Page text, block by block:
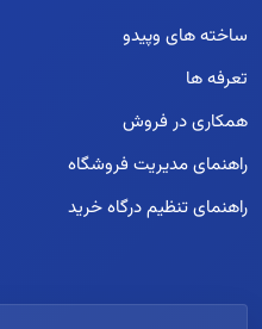
ساخته های وپیدو
تعرفه ها
همکاری در فروش
راهنمای مدیریت فروشگاه
راهنمای تنظیم درگاه خرید